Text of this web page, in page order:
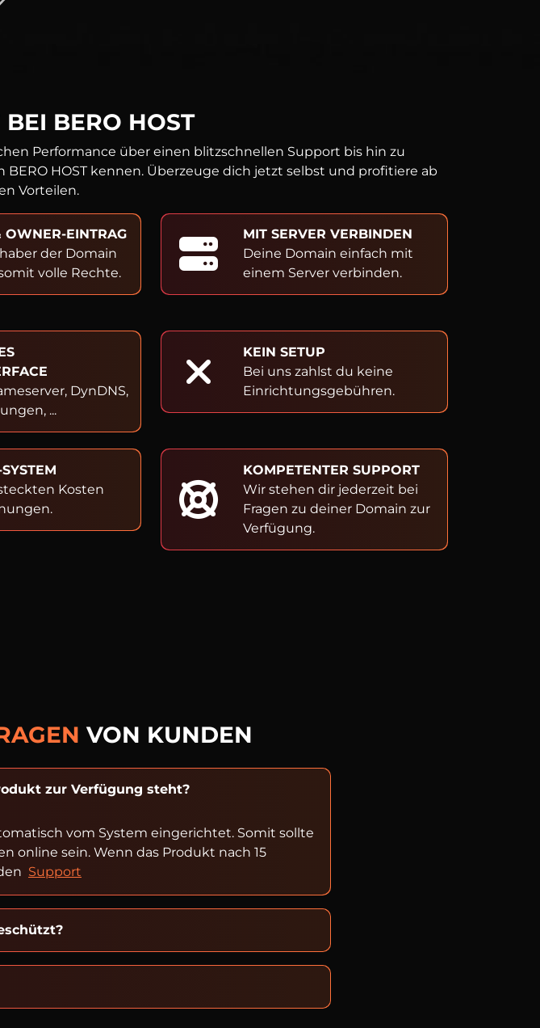
BEI BERO HOST
Performance über einen blitzschnellen Support bis hin zu
HOST kennen. Überzeuge dich jetzt selbst und profitiere ab
Vorteilen.
OWNER-EINTRAG
der Domain
volle Rechte.
MIT SERVER VERBINDEN
Deine Domain einfach mit
einem Server verbinden.
DynDNS,
...
KEIN SETUP
Bei uns zahlst du keine
Einrichtungsgebühren.
Kosten
KOMPETENTER SUPPORT
Wir stehen dir jederzeit bei
Fragen zu deiner Domain zur
Verfügung.
VON KUNDEN
zur Verfügung steht?
vom System eingerichtet. Somit sollte
online sein. Wenn das Produkt nach 15
Support